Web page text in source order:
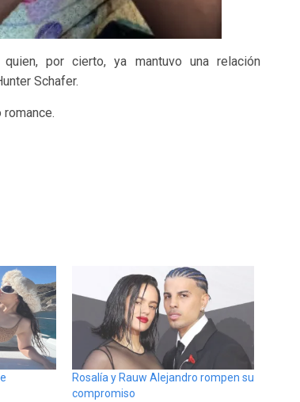
por cierto, ya mantuvo una relación
Schafer.
Rosalía y Rauw Alejandro rompen su
compromiso